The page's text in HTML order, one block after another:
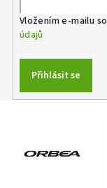
Vložením e-mailu
údajů
Přihlásit se